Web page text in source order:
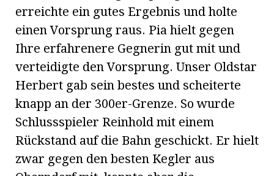
erreichte ein gutes Ergebnis und holte
einen Vorsprung raus. Pia hielt gegen
Ihre erfahrenere Gegnerin gut mit und
verteidigte den Vorsprung. Unser Oldstar
Herbert gab sein bestes und scheiterte
knapp an der 300er-Grenze. So wurde
Schlussspieler Reinhold mit einem
Rückstand auf die Bahn geschickt. Er hielt
zwar gegen den besten Kegler aus